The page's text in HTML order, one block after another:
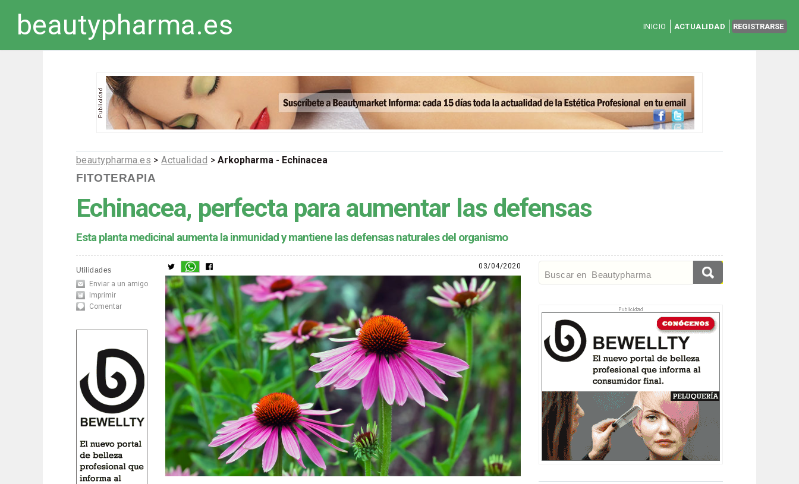
beautypharma.es INICIO ACTUALIDAD REGISTRARSE
beautypharma.es >Actualidad >Arkopharma - Echinacea
FITOTERAPIA
Echinacea, perfecta para aumentar las defensas
Esta planta medicinal aumenta la inmunidad y mantiene las defensas naturales del organismo
Utilidades
Enviar a un amigo
Imprimir
Comentar
03/04/2020